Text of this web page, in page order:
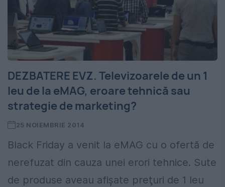
DEZBATERE EVZ. Televizoarele de un 1
leu de la eMAG, eroare tehnică sau
strategie de marketing?
25 NOIEMBRIE 2014
Black Friday a venit la eMAG cu o ofertă de
nerefuzat din cauza unei erori tehnice. Sute
de produse aveau afişate preţuri de 1 leu